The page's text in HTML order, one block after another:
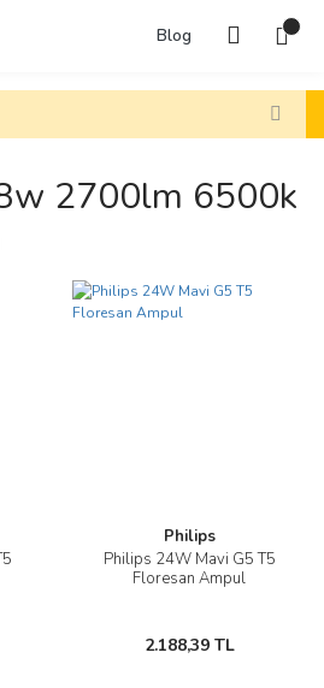
Blog
2700lm 6500k
Philips
Philips 24W Mavi G5 T5
Floresan Ampul
2.188,39 TL